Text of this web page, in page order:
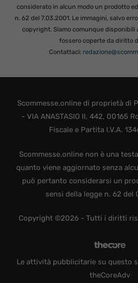
considerato in alcun modo un prodotto
n. 62 del 7.03.2001. Le immagini, salvo
copyright. Siamo comunque disponibili
fossero coperte da diritto
Contattaci:
Scommesse.online di proprietà di
- VIA ANASTASIO II, 442, 00165
Fiscale e Partita I.V.A.
Scommesse.online non è una
quanto viene aggiornato senza
può pertanto considerarsi un
sensi della legge n. 62 del
Copyright ©2026 - Tutti i diritti
Le attività pubblicitarie su questo
theCoreAdv